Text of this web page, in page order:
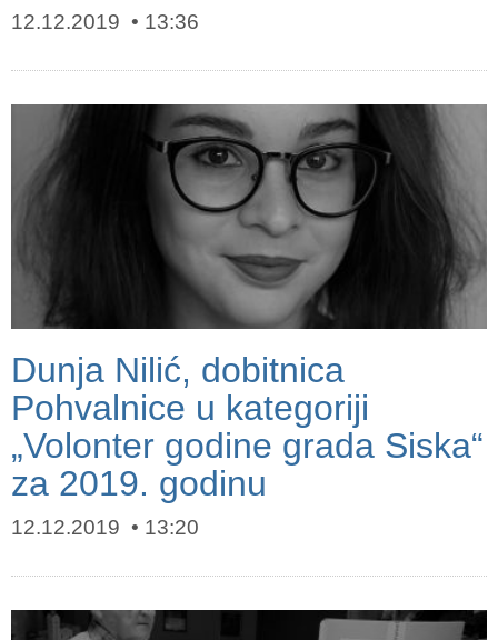
12.12.2019 13:36
Dunja Nilić, dobitnica
Pohvalnice u kategoriji
„Volonter godine grada Siska“
za 2019. godinu
12.12.2019 13:20